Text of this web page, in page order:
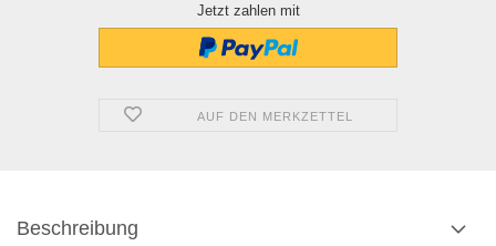
Jetzt zahlen mit
AUF DEN MERKZETTEL
Beschreibung